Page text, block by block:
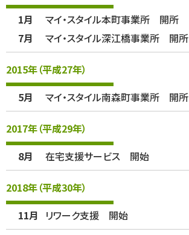
1月
マイ・スタイル本町事業所 開所
7月
マイ・スタイル深江橋事業所 開所
2015年（平成27年）
5月
マイ・スタイル南森町事業所 開所
2017年（平成29年）
8月
在宅支援サービス 開始
2018年（平成30年）
11月
リワーク支援 開始